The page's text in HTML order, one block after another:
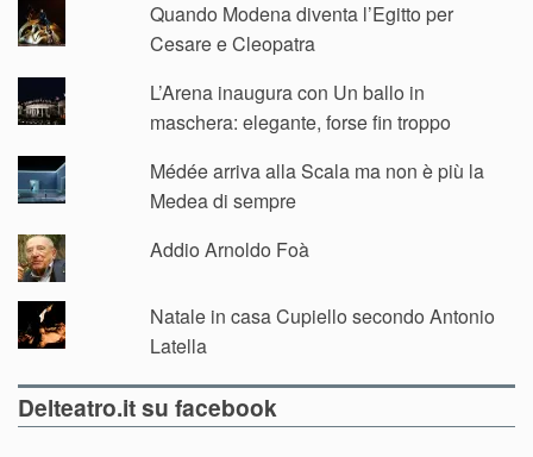
Quando Modena diventa l’Egitto per
Cesare e Cleopatra
L’Arena inaugura con Un ballo in
maschera: elegante, forse fin troppo
Médée arriva alla Scala ma non è più la
Medea di sempre
Addio Arnoldo Foà
Natale in casa Cupiello secondo Antonio
Latella
Delteatro.it su facebook